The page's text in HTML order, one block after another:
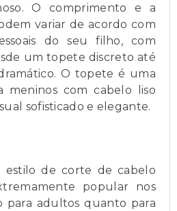
O comprimento e a
variar de acordo com
do seu filho, com
um topete discreto até
O topete é uma
meninos com cabelo liso
sofisticado e elegante.
de corte de cabelo
popular nos
para adultos quanto para